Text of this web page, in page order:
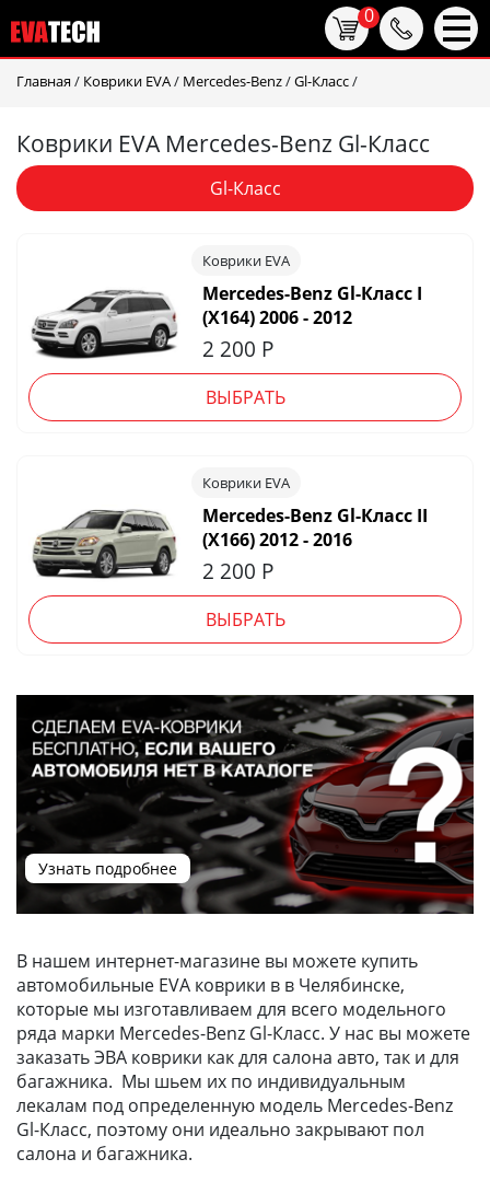
Главная / Коврики EVA/ Mercedes-Benz/Gl-Класс/
Коврики EVA Mercedes-Benz Gl-Класс
Gl-Класс
Коврики EVA
Mercedes-Benz Gl-Класс I
(X164) 2006 - 2012
2 200 Р
ВЫБРАТЬ
Коврики EVA
Mercedes-Benz Gl-Класс II
(X166) 2012 - 2016
2 200 Р
ВЫБРАТЬ
Узнать подробнее
В нашем интернет-магазине вы можете купить
автомобильные EVA коврики в в Челябинске,
которые мы изготавливаем для всего модельного
ряда марки Mercedes-Benz Gl-Класс. У нас вы можете
заказать ЭВА коврики как для салона авто, так и для
багажника. Мы шьем их по индивидуальным
лекалам под определенную модель Mercedes-Benz
Gl-Класс, поэтому они идеально закрывают пол
салона и багажника.
0